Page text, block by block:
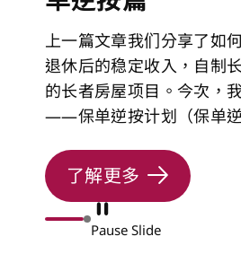
上一篇文章我们分享了如
退休后的稳定收入，自制
的长者房屋项目。今次，
——保单逆按计划（保单逆
了解更多
生活，有人期望依靠退休
投资年金、股票、基金或
品质的晚年生活。然而，
寡，而在于如何投资晚年生
了解更多
Pause Slide